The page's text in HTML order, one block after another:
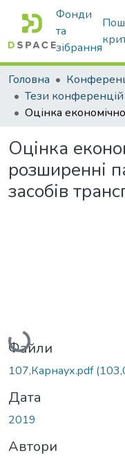
Фонди
та
зібрання
Головна
Тези
Оцінка
розширенні
засобів
Вантажиться...
Файли
107,Карнаух.pdf
Дата
2019
Автори